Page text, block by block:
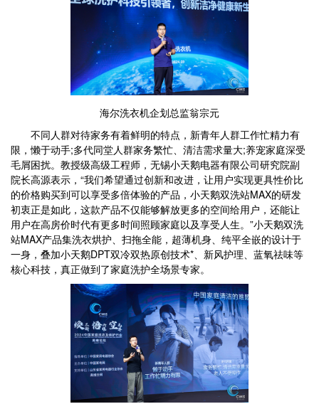
海尔洗衣机企划总监翁宗元
不同人群对待家务有着鲜明的特点，新青年人群工作忙精力有
限，懒于动手;多代同堂人群家务繁忙、清洁需求量大;养宠家庭深受
毛屑困扰。教授级高级工程师，无锡小天鹅电器有限公司研究院副
院长高源表示，“我们希望通过创新和改进，让用户实现更具性价比
的价格购买到可以享受多倍体验的产品，小天鹅双洗站MAX的研发
初衷正是如此，这款产品不仅能够解放更多的空间给用户，还能让
用户在高房价时代有更多时间照顾家庭以及享受人生。”小天鹅双洗
站MAX产品集洗衣烘护、扫拖全能，超薄机身、纯平全嵌的设计于
一身，叠加小天鹅DPT双冷双热原创技术*、新风护理、蓝氧祛味等
核心科技，真正做到了家庭洗护全场景专家。